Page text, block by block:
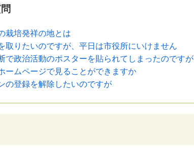
栽培発祥の地とは
取りたいのですが、平日は市役所にいけません
で政治活動のポスターを貼られてしまったのですが
ームページで見ることができますか
の登録を解除したいのですが